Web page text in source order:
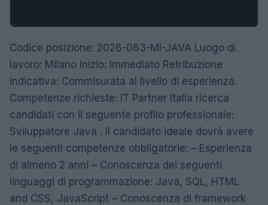
Codice posizione: 2026-063-MI-JAVA Luogo di
lavoro: Milano Inizio: Immediato Retribuzione
indicativa: Commisurata al livello di esperienza.
Competenze richieste: IT Partner Italia ricerca
candidati con il seguente profilo professionale:
Sviluppatore Java . Il candidato ideale dovrà avere
le seguenti competenze obbligatorie: – Esperienza
di almeno 2 anni – Conoscenza dei seguenti
linguaggi di programmazione: Java, SQL, HTML
and CSS, JavaScript – Conoscenza di framework